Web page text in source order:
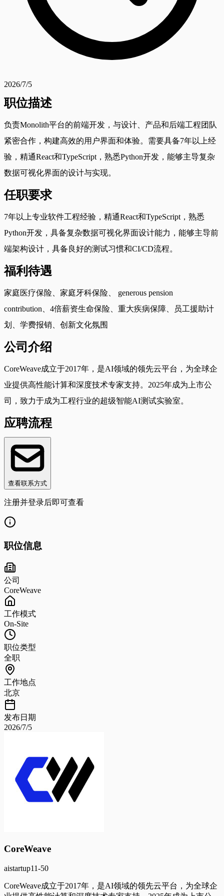
2026/7/5
职位描述
负责Monolith平台的前端开发，与设计、产品和后端工程团队
紧密合作，构建高效的用户界面和体验。需要具备7年以上经
验，精通React和TypeScript，熟悉Python开发，能够主导复杂
数据可视化界面的设计与实现。
任职要求
7年以上专业软件工程经验，精通React和TypeScript，熟悉
Python开发，具备复杂数据可视化界面设计能力，能够主导前
端架构设计，具备良好的测试习惯和CI/CD流程。
福利待遇
家庭医疗保险、家庭牙科保险、 generous pension
contribution、4倍薪资生命保险、重大疾病保障、员工援助计
划、学费报销、创新文化氛围
公司介绍
CoreWeave成立于2017年，是AI领域的领先云平台，为全球企
业提供高性能计算和深度技术专家支持。2025年成为上市公
司，致力于成为工程行业的超级智能AI测试实验室。
应聘流程
查看联系方式
注册并登录后即可查看
职位信息
公司
CoreWeave
工作模式
On-Site
职位类型
全职
工作地点
北京
发布日期
2026/7/5
CoreWeave
aistartup11-50
CoreWeave成立于2017年，是AI领域的领先云平台，为全球企